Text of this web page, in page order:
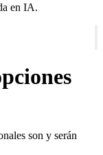
en IA.
son y serán